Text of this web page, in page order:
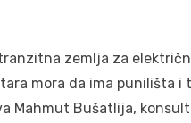
zemlja za
mora da ima punilišta
Mahmut Bušatlija,